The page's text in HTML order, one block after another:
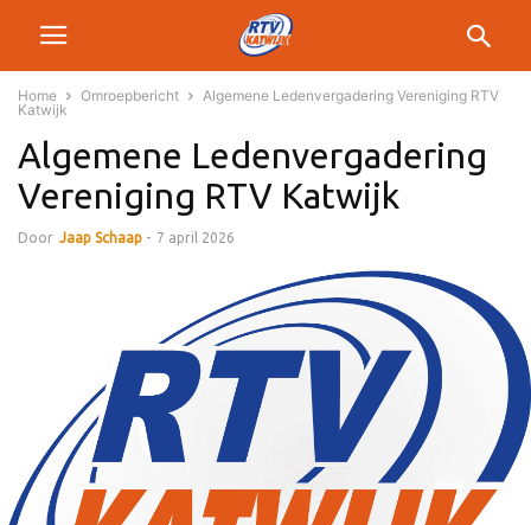
Home Omroepbericht
Algemene Ledenvergadering Vereniging RTV
Katwijk
Algemene Ledenvergadering
Vereniging RTV Katwijk
Door Jaap Schaap - 7 april 2026